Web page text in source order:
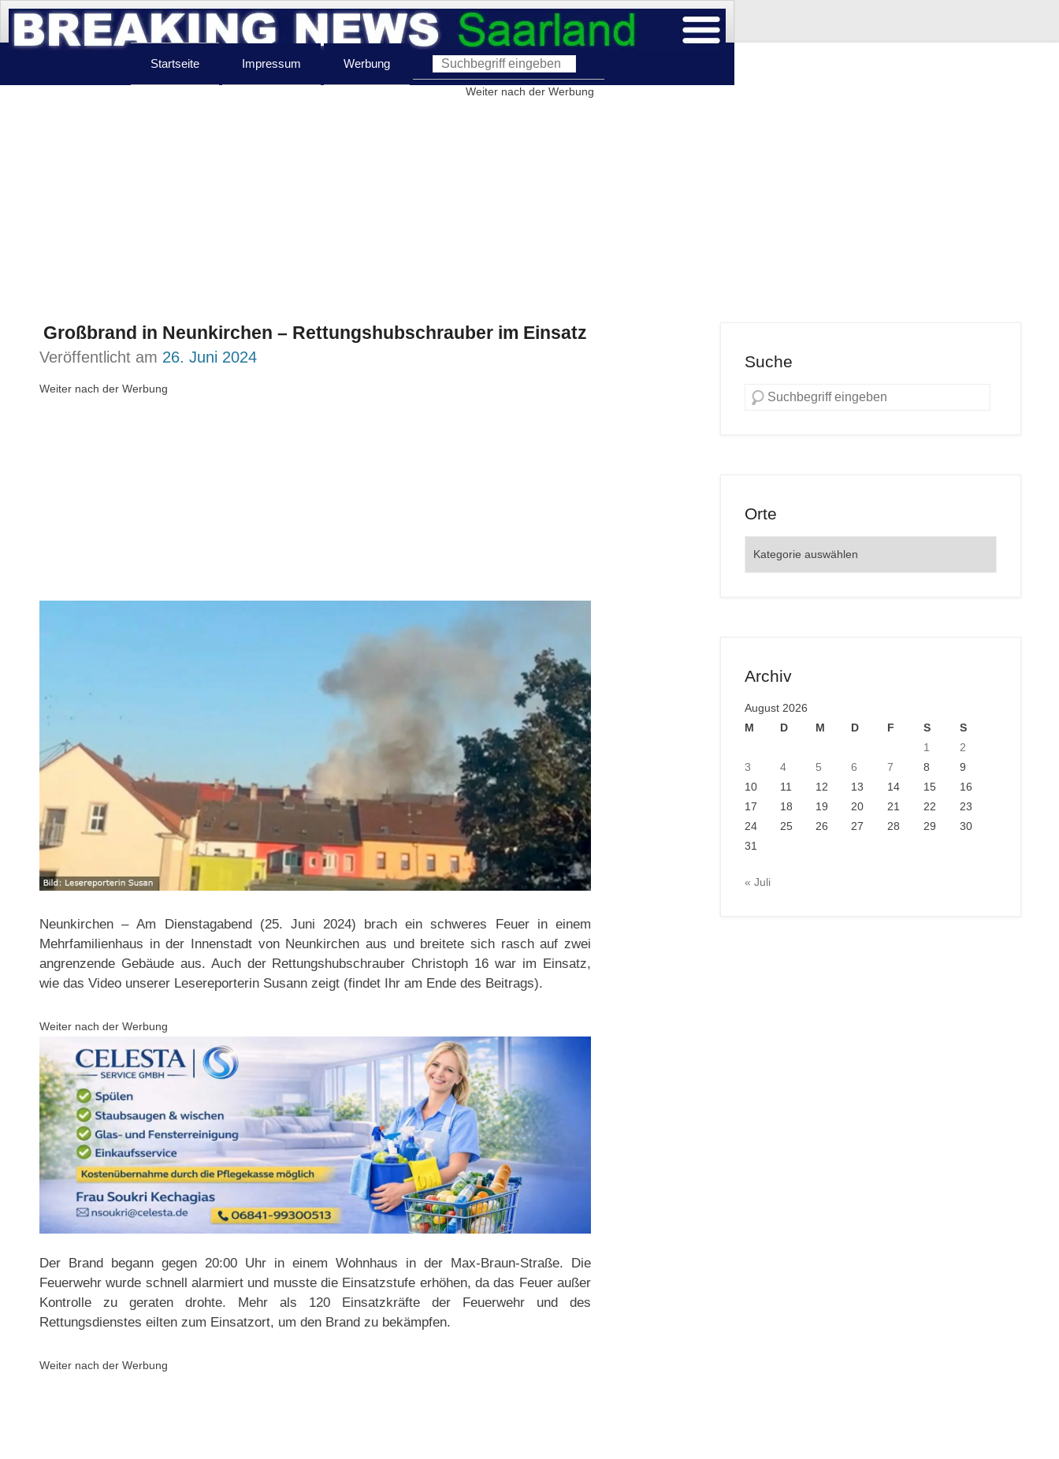
Startseite Impressum Werbung
Weiter nach der Werbung
Großbrand in Neunkirchen – Rettungshubschrauber im Einsatz
Veröffentlicht am 26. Juni 2024
Weiter nach der Werbung
Neunkirchen – Am Dienstagabend (25. Juni 2024) brach ein schweres Feuer in einem
Mehrfamilienhaus in der Innenstadt von Neunkirchen aus und breitete sich rasch auf zwei
angrenzende Gebäude aus. Auch der Rettungshubschrauber Christoph 16 war im Einsatz,
wie das Video unserer Lesereporterin Susann zeigt (findet Ihr am Ende des Beitrags).
Weiter nach der Werbung
Der Brand begann gegen 20:00 Uhr in einem Wohnhaus in der Max-Braun-Straße. Die
Feuerwehr wurde schnell alarmiert und musste die Einsatzstufe erhöhen, da das Feuer außer
Kontrolle zu geraten drohte. Mehr als 120 Einsatzkräfte der Feuerwehr und des
Rettungsdienstes eilten zum Einsatzort, um den Brand zu bekämpfen.
Weiter nach der Werbung
Suche
Orte
Archiv
August 2026
M
D M D F S
S
1
2
3
4 5 6 7 8
9
10
11 12 13 14 15
16
17
18 19 20 21 22
23
24
25 26 27 28 29
30
31
« Juli